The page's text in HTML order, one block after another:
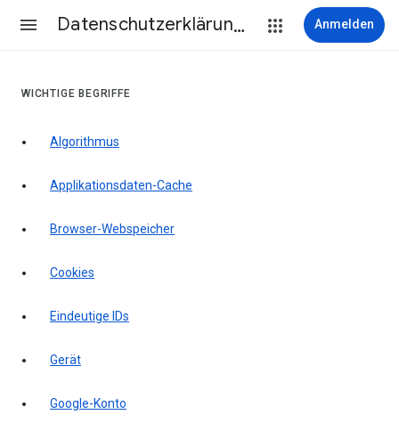
Datenschutzerklärung & Nutzungsbedingungen Anmelden
WICHTIGE BEGRIFFE
Algorithmus
Applikationsdaten-Cache
Browser-Webspeicher
Cookies
Eindeutige IDs
Gerät
Google-Konto